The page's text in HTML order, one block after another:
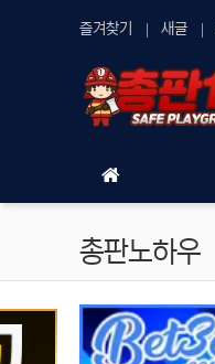
상단 네비즐겨찾기 새글
총판노하우